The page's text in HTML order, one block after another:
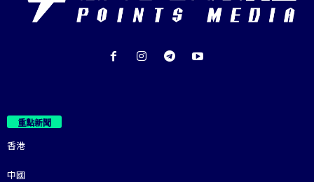
重點新聞
香港
中國